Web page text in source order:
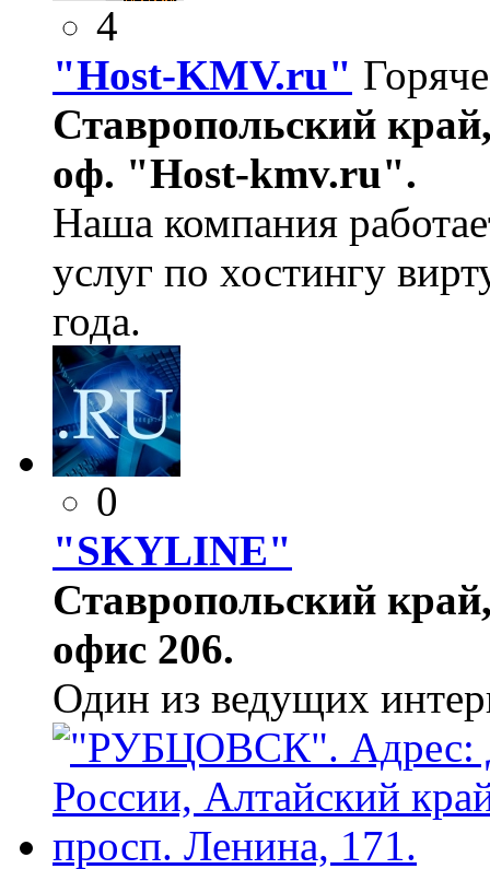
4
"Host-KMV.ru"
Ставропольский
оф. "Host-kmv.ru".
Наша компания
услуг по хостингу
года.
0
"SKYLINE"
Ставропольский
офис 206.
Один из ведущих